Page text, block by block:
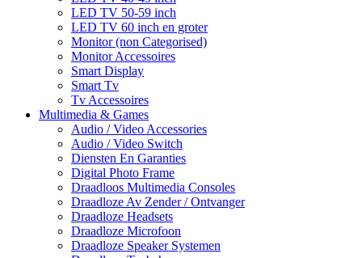
LED TV 50-59 inch
LED TV 60 inch en groter
Monitor (non Categorised)
Monitor Accessoires
Smart Display
Smart Tv
Tv Accessoires
Multimedia & Games
Audio / Video Accessories
Audio / Video Switch
Diensten En Garanties
Digital Photo Frame
Draadloos Multimedia Consoles
Draadloze Av Zender / Ontvanger
Draadloze Headsets
Draadloze Microfoon
Draadloze Speaker Systemen